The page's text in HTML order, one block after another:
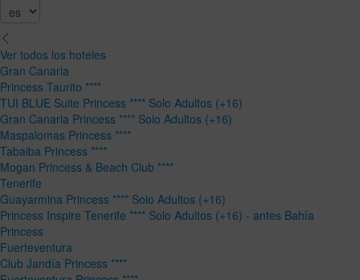
Ver todos los hoteles
Gran Canaria
Princess Taurito ****
TUI BLUE Suite Princess **** Solo Adultos (+16)
Gran Canaria Princess **** Solo Adultos (+16)
Maspalomas Princess ****
Tabaiba Princess ****
Mogan Princess & Beach Club ****
Tenerife
Guayarmina Princess **** Solo Adultos (+16)
Princess Inspire Tenerife **** Solo Adultos (+16) - antes Bahía
Princess
Fuerteventura
Club Jandía Princess ****